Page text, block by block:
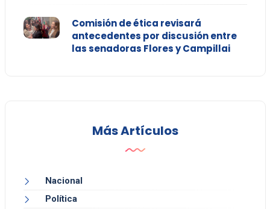
Comisión de ética revisará
antecedentes por discusión entre
las senadoras Flores y Campillai
Más Artículos
Nacional
Política